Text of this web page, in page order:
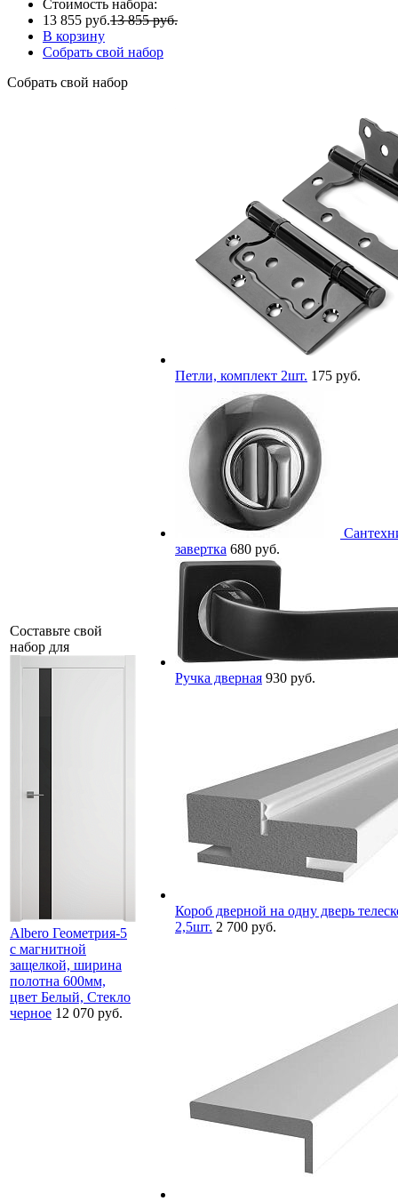
Стоимость набора:
13 855 руб.13 855 руб.
В корзину
Собрать свой набор
Собрать свой набор
Составьте свой
набор для
Albero Геометрия-5
с магнитной
защелкой, ширина
полотна 600мм,
цвет Белый, Стекло
черное 12 070 руб.
Петли, комплект 2шт. 175 руб.
завертка 680 руб.
Ручка дверная 930 руб.
Короб дверной на одну дверь
2,5шт. 2 700 руб.